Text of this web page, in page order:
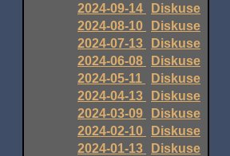
2024-09-14
Diskuse
2024-08-10
Diskuse
2024-07-13
Diskuse
2024-06-08
Diskuse
2024-05-11
Diskuse
2024-04-13
Diskuse
2024-03-09
Diskuse
2024-02-10
Diskuse
2024-01-13
Diskuse